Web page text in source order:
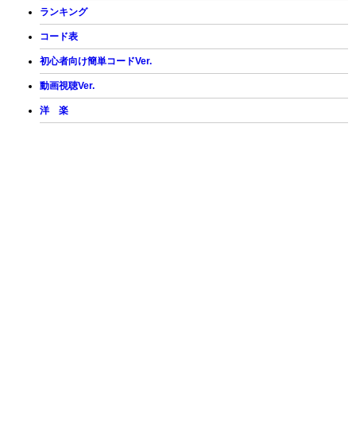
ランキング
コード表
初心者向け簡単コードVer.
動画視聴Ver.
洋 楽